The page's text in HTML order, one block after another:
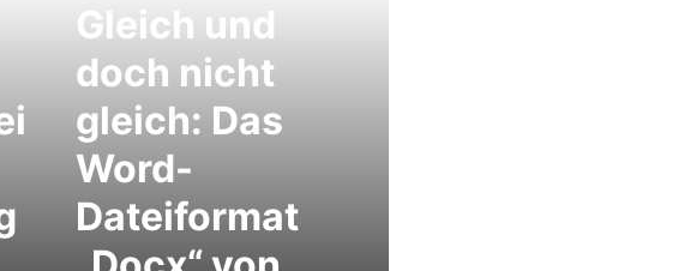
Gleich und
doch nicht
gleich: Das
Word-
Dateiformat